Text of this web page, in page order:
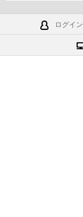
ログイン